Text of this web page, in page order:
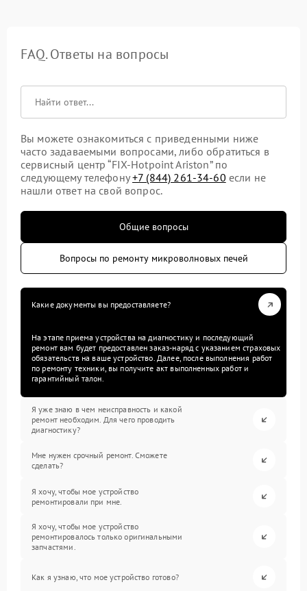
FAQ. Ответы на вопросы
Вы можете ознакомиться с приведенными ниже
часто задаваемыми вопросами, либо обратиться в
сервисный центр “FIX-Hotpoint Ariston” по
следующему телефону+7 (844) 261-34-60 если не
нашли ответ на свой вопрос.
Общие вопросы
Вопросы по ремонту микроволновых печей
Какие документы вы предоставляете?
На этапе приема устройства на диагностику и последующий
ремонт вам будет предоставлен заказ-наряд с указанием страховых
обязательств на ваше устройство. Далее, после выполнения работ
по ремонту техники, вы получите акт выполненных работ и
гарантийный талон.
Я уже знаю в чем неисправность и какой
ремонт необходим. Для чего проводить
диагностику?
Мне нужен срочный ремонт. Сможете
сделать?
Я хочу, чтобы мое устройство
ремонтировали при мне.
Я хочу, чтобы мое устройство
ремонтировалось только оригинальными
запчастями.
Как я узнаю, что мое устройство готово?